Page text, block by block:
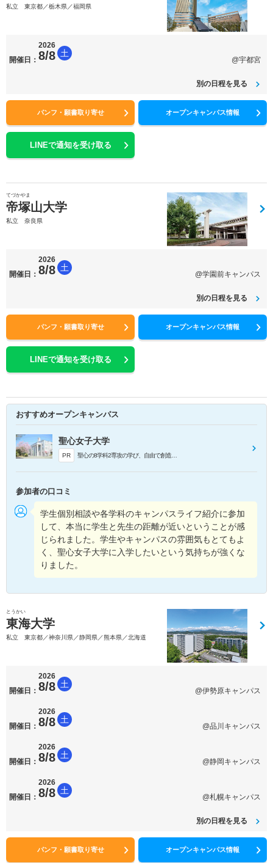
私立 東京都／栃木県／福岡県
開催日：
2026
8/8 土
@宇都宮
別の日程を見る
パンフ・願書取り寄せ オープンキャンパス情報
LINEで通知を受け取る
てづかやま
帝塚山大学
私立 奈良県
開催日：
2026
8/8 土
@学園前キャンパス
別の日程を見る
パンフ・願書取り寄せ オープンキャンパス情報
LINEで通知を受け取る
おすすめオープンキャンパス
聖心女子大学
PR 聖心の8学科2専攻の学び、自由で創造的な学問系統について詳しく説明します。
参加者の口コミ
学生個別相談や各学科のキャンパスライフ紹介に参加
して、本当に学生と先生の距離が近いということが感
じられました。学生やキャンパスの雰囲気もとてもよ
く、聖心女子大学に入学したいという気持ちが強くな
りました。
とうかい
東海大学
私立 東京都／神奈川県／静岡県／熊本県／北海道
開催日：
2026
8/8 土
@伊勢原キャンパス
開催日：
2026
8/8 土
@品川キャンパス
開催日：
2026
8/8 土
@静岡キャンパス
開催日：
2026
8/8 土
@札幌キャンパス
別の日程を見る
パンフ・願書取り寄せ オープンキャンパス情報